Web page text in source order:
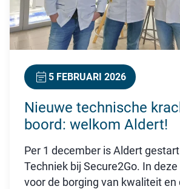
5 FEBRUARI 2026
Nieuwe technische
boord: welkom Aldert!
Per 1 december is Aldert
Techniek bij Secure2Go. In
voor de borging van kwaliteit en